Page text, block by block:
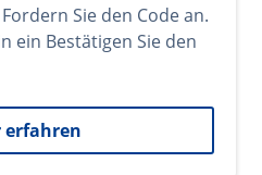
Sie den Code an.
ein Bestätigen Sie den
erfahren